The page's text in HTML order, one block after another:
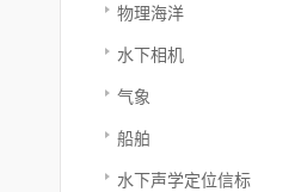
物理海洋
水下相机
气象
船舶
水下声学定位信标